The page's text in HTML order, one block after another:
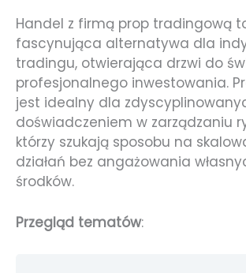
Handel z firmą prop tradingową
fascynująca alternatywa dla
tradingu, otwierająca drzwi do
profesjonalnego inwestowania.
jest idealny dla
doświadczeniem w zarządzaniu
którzy szukają sposobu na
działań bez angażowania
środków.
Przegląd tematów: